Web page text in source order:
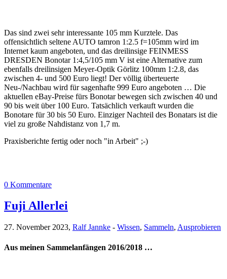
Das sind zwei sehr interessante 105 mm Kurztele. Das
offensichtlich seltene AUTO tamron 1:2.5 f=105mm wird im
Internet kaum angeboten, und das dreilinsige FEINMESS
DRESDEN Bonotar 1:4,5/105 mm V ist eine Alternative zum
ebenfalls dreilinsigen Meyer-Optik Görlitz 100mm 1:2.8, das
zwischen 4- und 500 Euro liegt! Der völlig überteuerte
Neu-/Nachbau wird für sagenhafte 999 Euro angeboten … Die
aktuellen eBay-Preise fürs Bonotar bewegen sich zwischen 40 und
90 bis weit über 100 Euro. Tatsächlich verkauft wurden die
Bonotare für 30 bis 50 Euro. Einziger Nachteil des Bonatars ist die
viel zu große Nahdistanz von 1,7 m.
Praxisberichte fertig oder noch "in Arbeit" ;-)
0 Kommentare
Fuji Allerlei
27. November 2023, Ralf Jannke - Wissen, Sammeln, Ausprobieren
Aus meinen Sammelanfängen 2016/2018 …